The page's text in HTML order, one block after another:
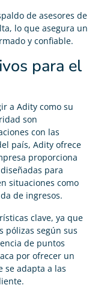
de asesores de
lo que asegura un
y confiable.
para el
a Adity como su
son
con las
país, Adity ofrece
proporciona
para
situaciones como
de ingresos.
clave, ya que
pólizas según sus
de puntos
por ofrecer un
se adapta a las